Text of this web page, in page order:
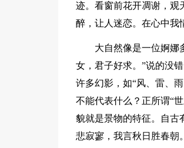
迹。看窗前花开凋谢，观
醉，让人迷恋。在心中我
大自然像是一位婀娜
女，君子好求。”说的没
许多幻影，如“风、雷、
不能代表什么？正所谓“
貌就是景物的特征。自古
悲寂寥，我言秋日胜春朝